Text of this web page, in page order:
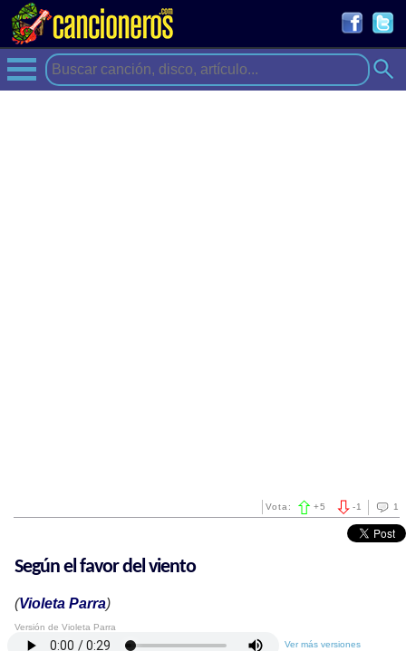
1
-1
Vota: +5
Según el favor del viento
(Violeta Parra)
Versión de Violeta Parra
Ver más versiones